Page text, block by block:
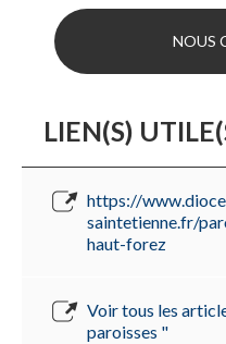
NOUS
LIEN(S)
https://
saintetienne.fr/
haut-forez
Voir tous les
paroisses "